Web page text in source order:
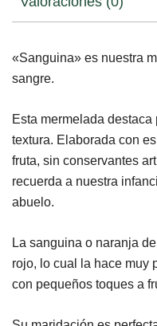
«Sanguina» es nuestra
sangre.
Esta mermelada
textura. Elaborada con
fruta, sin conservantes
recuerda a nuestra
abuelo.
La sanguina o naranja
rojo, lo cual la hace muy
con pequeños toques a